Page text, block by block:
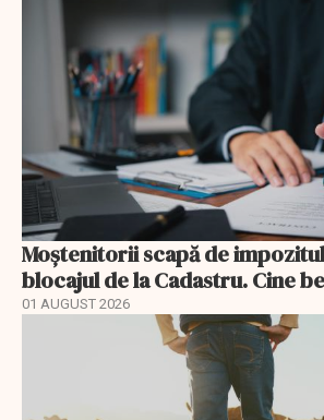
Moștenitorii scapă de
blocajul de la Cadastru. Cine
01 AUGUST 2026